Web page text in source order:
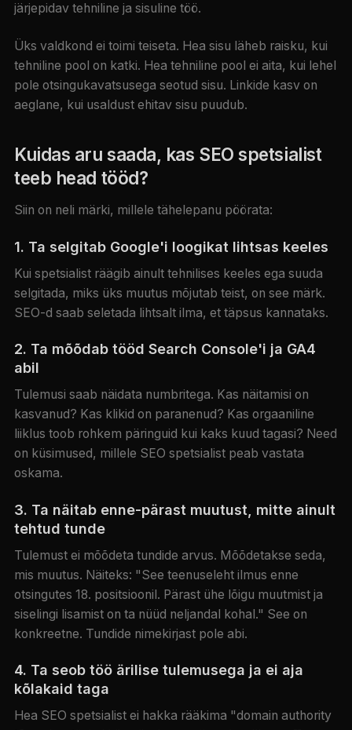
järjepidav tehniline ja sisuline töö.
Üks valdkond ei toimi teiseta. Hea sisu läheb raisku, kui
tehniline pool on katki. Hea tehniline pool ei aita, kui lehel
pole otsingukavatsusega seotud sisu. Linkide kasv on
aeglane, kui usaldust ehitav sisu puudub.
Kuidas aru saada, kas SEO spetsialist
teeb head tööd?
Siin on neli märki, millele tähelepanu pöörata:
1. Ta selgitab Google'i loogikat lihtsas keeles
Kui spetsialist räägib ainult tehnilises keeles ega suuda
selgitada, miks üks muutus mõjutab teist, on see märk.
SEO-d saab seletada lihtsalt ilma, et täpsus kannataks.
2. Ta mõõdab tööd Search Console'i ja GA4
abil
Tulemusi saab näidata numbritega. Kas näitamisi on
kasvanud? Kas klikid on paranenud? Kas orgaaniline
liiklus toob rohkem päringuid kui kaks kuud tagasi? Need
on küsimused, millele SEO spetsialist peab vastata
oskama.
3. Ta näitab enne-pärast muutust, mitte ainult
tehtud tunde
Tulemust ei mõõdeta tundide arvus. Mõõdetakse seda,
mis muutus. Näiteks: "See teenuseleht ilmus enne
otsingutes 18. positsioonil. Pärast ühe lõigu muutmist ja
siselingi lisamist on ta nüüd neljandal kohal." See on
konkreetne. Tundide nimekirjast pole abi.
4. Ta seob töö ärilise tulemusega ja ei aja
kõlakaid taga
Hea SEO spetsialist ei hakka rääkima "domain authority